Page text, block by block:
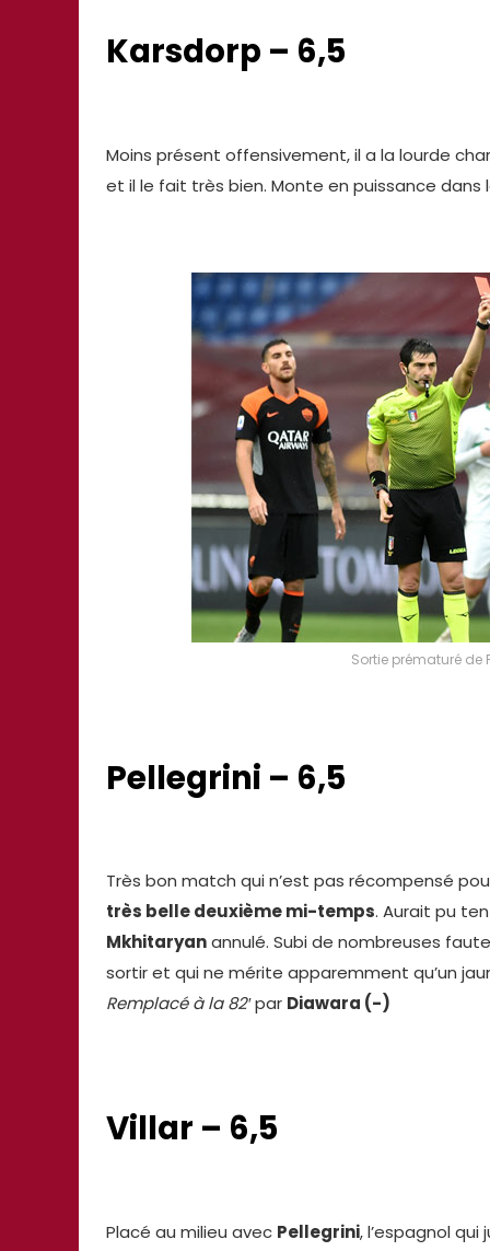
Karsdorp – 6,5
Moins présent offensivement, il a la lourde
et il le fait très bien. Monte en puissance dans
Sortie prématuré de
Pellegrini – 6,5
Très bon match qui n’est pas récompensé
très belle deuxième mi-temps. Aurait pu
Mkhitaryanannulé. Subi de nombreuses
sortir et qui ne mérite apparemment qu’un
Remplacé à la 82′par Diawara (-)
Villar – 6,5
Placé au milieu avec Pellegrini, l’espagnol